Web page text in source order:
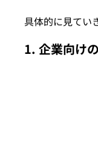
具体的に見てい
1. 企業向け